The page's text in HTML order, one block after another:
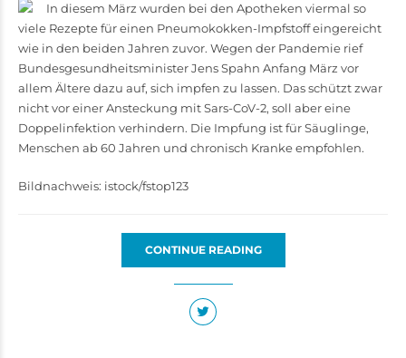
In diesem März wurden bei den Apotheken viermal so
viele Rezepte für einen Pneumokokken-Impfstoff eingereicht
wie in den beiden Jahren zuvor. Wegen der Pandemie rief
Bundesgesundheitsminister Jens Spahn Anfang März vor
allem Ältere dazu auf, sich impfen zu lassen. Das schützt zwar
nicht vor einer Ansteckung mit Sars-CoV-2, soll aber eine
Doppelinfektion verhindern. Die Impfung ist für Säuglinge,
Menschen ab 60 Jahren und chronisch Kranke empfohlen.
Bildnachweis: istock/fstop123
CONTINUE READING